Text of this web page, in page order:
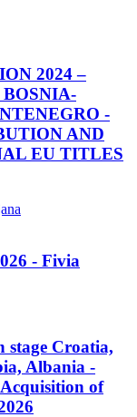
2024 –
-
AND
EU TITLES
- Fivia
stage Croatia,
Albania -
of